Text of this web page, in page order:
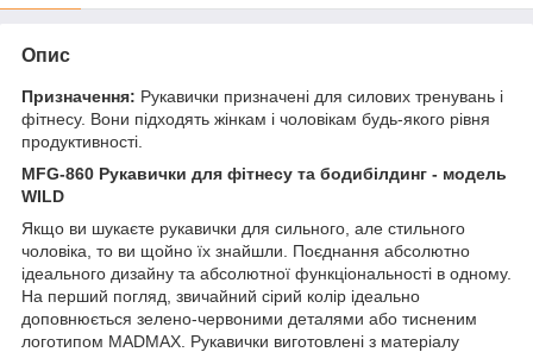
Опис
Призначення: Рукавички призначені для силових тренувань і
фітнесу. Вони підходять жінкам і чоловікам будь-якого рівня
продуктивності.
MFG-860 Рукавички для фітнесу та бодибілдинг - модель
WILD
Якщо ви шукаєте рукавички для сильного, але стильного
чоловіка, то ви щойно їх знайшли. Поєднання абсолютно
ідеального дизайну та абсолютної функціональності в одному.
На перший погляд, звичайний сірий колір ідеально
доповнюється зелено-червоними деталями або тисненим
логотипом MADMAX. Рукавички виготовлені з матеріалу